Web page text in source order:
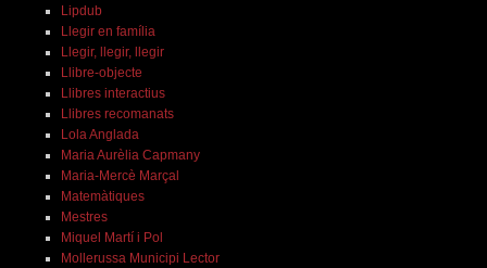
Lipdub
Llegir en família
Llegir, llegir, llegir
Llibre-objecte
Llibres interactius
Llibres recomanats
Lola Anglada
Maria Aurèlia Capmany
Maria-Mercè Marçal
Matemàtiques
Mestres
Miquel Martí i Pol
Mollerussa Municipi Lector